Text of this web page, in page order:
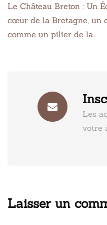
Le Château Breton : Un
cœur de la Bretagne, un
comme un pilier de la…
Les
votre
Laisser un